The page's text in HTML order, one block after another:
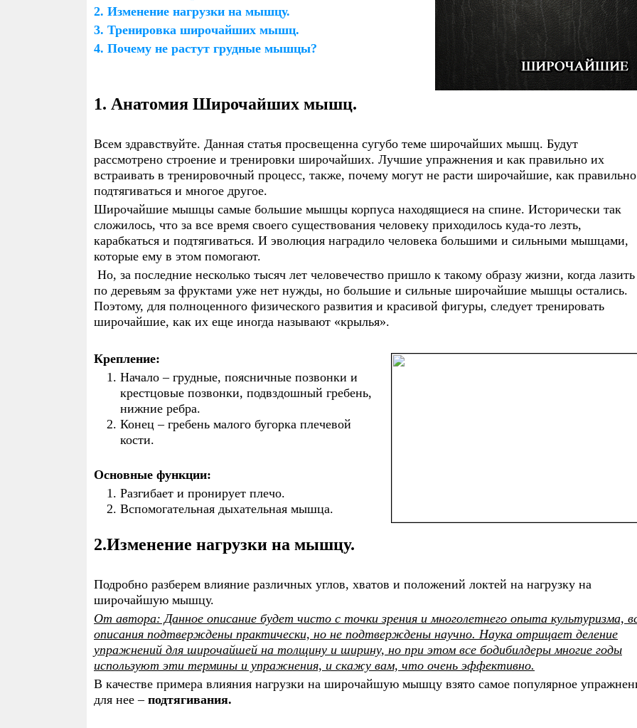
МОТИВАЦИЯ К СПОРТУ КРУГОВАЯ ТРЕНИРОВКА
ПРАВИЛА ПОВЕДЕНИЯ В
ТРЕНАЖЕРНОМ ЗАЛЕ
ГИНЕКОМАСТИЯ
КАК ЧАСТО НУЖНО
ТРЕНИРОВАТЬ МЫШЦУ
ОШИБКИ В ПРИСЕДАНИЯХ
ТРЕНИНГА
НАБОР МЫШЕЧНОЙ МАССЫ
ЖИМ ЛЕЖА 100-120 КГ
ПРОГРАММА ТРЕНИРОВОК
СУШКА В НАТУРАЛЬНОМ
ТРЕНИНГЕ
КУРСОВ
ЭНДОКРИННАЯ СИСТЕМА И
АНТИЭСТРОГЕНЫ,
ИНГИБИТОРЫ АРОМАТАЗЫ
СТЕРОИДЫ И КРОВЬ
ПРЕДСТАТЕЛЬНАЯ ЖЕЛЕЗА И
СТЕРОИДЫ
ТЕСТОСТЕРОН БОЛДЕНОН
ОКСИМЕТОЛОН (АНАПОЛОН) НАНДРОЛОН (ДЕКА) ТРЕНБОЛОН
МЕТЕНОЛОН (ПРИМОБОЛАН) СТАНОЗОЛОЛ (ВИНСТРОЛ) ДРОСТАНОЛОН (МАСТЕРОН)
ТЕСТОСТЕРОН И АЛКОГОЛЬ ЩИТОВИДНАЯ ЖЕЛЕЗА ГОРМОН РОСТА И ИФР-1
ВЛИЯНИЕ ПОЛОВЫХ
ГОРМОНОВ НА ЛИБИДО И
ЭРЕКЦИЮ
САМОСТОЯТЕЛЬНЫЙ
СИМПТОМЫ ДЕФИЦИТА
ОШИБКИ НА ПКТ
ОШИБКИ ПРИ ТЕРАПИИ ПО
СНИЖЕНИЮ ГСПГ
ДЕРЖИТСЯ ТЕСТОСТЕРОН
ПОСЛЕ ОТМЕНЫ ТЕРАПИИ
КЛОМИФЕНОМ?
ЛЮТЕИНИЗИРУЮЩЕГО
ГОРМОНА
НА ГЗТ
SAW PALMETTO АНТИДЕПРЕССАНТЫ
ДОПИНГ ДЛЯ ЖИЗНИ
2. Изменение нагрузки на мышцу.
3. Тренировка широчайших мышц.
4. Почему не растут грудные мышцы?
1. Анатомия Широчайших мышц.
Всем здравствуйте. Данная статья просвещенна сугубо теме широчайших мышц. Будут
рассмотрено строение и тренировки широчайших. Лучшие упражнения и как правильно их
встраивать в тренировочный процесс, также, почему могут не расти широчайшие, как правильно
подтягиваться и многое другое.
Широчайшие мышцы самые большие мышцы корпуса находящиеся на спине. Исторически так
сложилось, что за все время своего существования человеку приходилось куда-то лезть,
карабкаться и подтягиваться. И эволюция наградило человека большими и сильными мышцами,
которые ему в этом помогают.
Но, за последние несколько тысяч лет человечество пришло к такому образу жизни, когда лазить
по деревьям за фруктами уже нет нужды, но большие и сильные широчайшие мышцы остались.
Поэтому, для полноценного физического развития и красивой фигуры, следует тренировать
широчайшие, как их еще иногда называют «крылья».
Крепление:
Начало – грудные, поясничные позвонки и
крестцовые позвонки, подвздошный гребень,
нижние ребра.
Конец – гребень малого бугорка плечевой
кости.
Основные функции:
Разгибает и пронирует плечо.
Вспомогательная дыхательная мышца.
2.Изменение нагрузки на мышцу.
Подробно разберем влияние различных углов, хватов и положений локтей на нагрузку на
широчайшую мышцу.
От автора: Данное описание будет чисто с точки зрения и многолетнего опыта культуризма,
описания подтверждены практически, но не подтверждены научно. Наука отрицает деление
упражнений для широчайшей на толщину и ширину, но при этом все бодибилдеры многие годы
используют эти термины и упражнения, и скажу вам, что очень эффективно.
В качестве примера влияния нагрузки на широчайшую мышцу взято самое популярное
для нее – подтягивания.